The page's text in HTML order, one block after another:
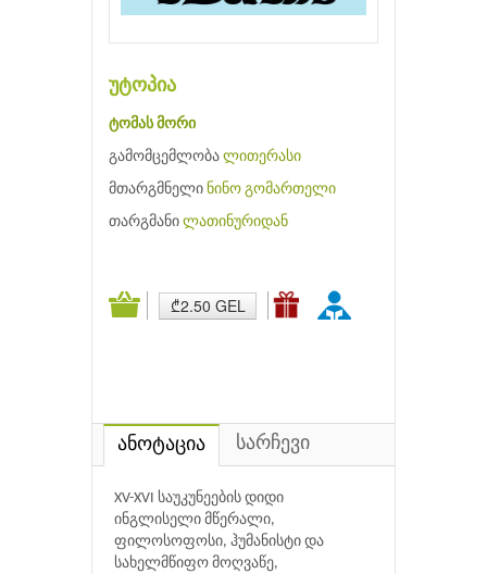
უტოპია
ტომას მორი
გამომცემლობა ლითერასი
მთარგმნელი ნინო გომართელი
თარგმანი ლათინურიდან
₾2.50 GEL
ანოტაცია სარჩევი
XV-XVI საუკუნეების დიდი
ინგლისელი მწერალი,
ფილოსოფოსი, ჰუმანისტი და
სახელმწიფო მოღვაწე,